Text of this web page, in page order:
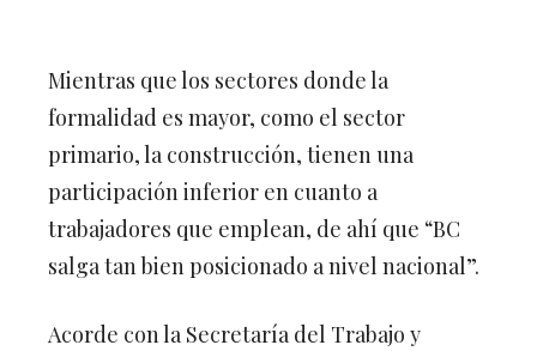
Mientras que los sectores donde la
formalidad es mayor, como el sector
primario, la construcción, tienen una
participación inferior en cuanto a
trabajadores que emplean, de ahí que “BC
salga tan bien posicionado a nivel nacional”.
Acorde con la Secretaría del Trabajo y